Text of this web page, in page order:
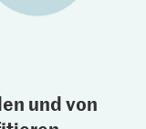
und von